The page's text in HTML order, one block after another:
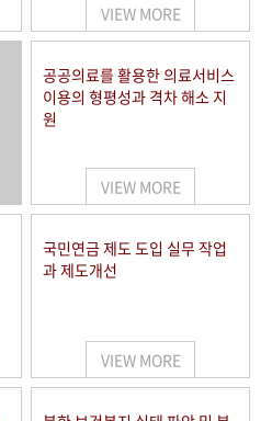
VIEW MORE
공공의료를 활용한 의료서비스
이용의 형평성과 격차 해소 지
원
VIEW MORE
국민연금 제도 도입 실무 작업
과 제도개선
VIEW MORE